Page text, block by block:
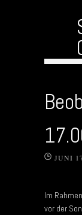
JUNI
Im
vor der